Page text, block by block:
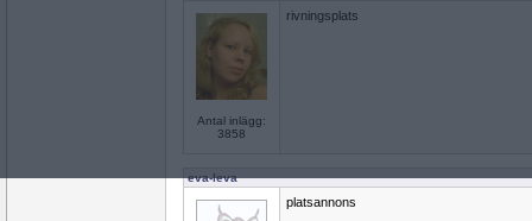
Antal inlägg:
3858
rivningsplats
eva-leva
platsannons